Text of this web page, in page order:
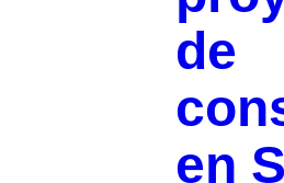
de
en